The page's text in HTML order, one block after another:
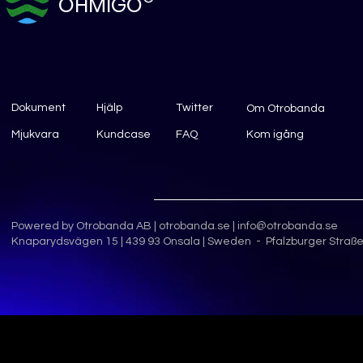
Dokument Hjälp Twitter Om Otrobanda
Mjukvara Kundcase FAQ Kom igång
Powered by Otrobanda AB | otrobanda.se
info@otrobanda.se
Knaparydsvägen 15 | 439 93 Onsala | Sweden - Pfalzburger